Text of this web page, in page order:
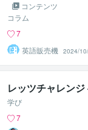
コンテンツ
コラム
7
英語販売機 2024/
レッツチャレン
学び
7